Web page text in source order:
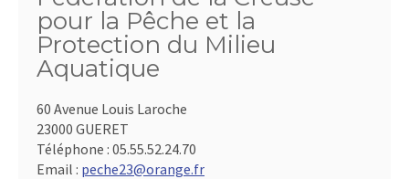
pour la Pêche et la
Protection du Milieu
Aquatique
60 Avenue Louis Laroche
23000 GUERET
Téléphone : 05.55.52.24.70
Email : peche23@orange.fr